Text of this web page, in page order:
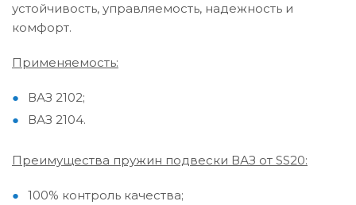
устойчивость, управляемость, надежность и
комфорт.
Применяемость:
ВАЗ 2102;
ВАЗ 2104.
Преимущества пружин подвески ВАЗ от SS20:
100% контроль качества;